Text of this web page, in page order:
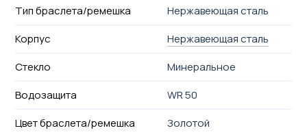
Тип браслета/ремешка
Нержавеющая сталь
Корпус
Нержавеющая сталь
Стекло
Минеральное
Водозащита
WR 50
Цвет браслета/ремешка
Золотой